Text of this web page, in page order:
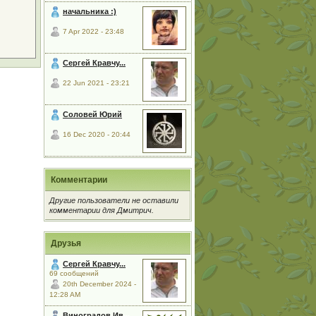
начальника :)
7 Apr 2022 - 23:48
Сергей Кравчу...
22 Jun 2021 - 23:21
Соловей Юрий
16 Dec 2020 - 20:44
Комментарии
Другие пользователи не оставили
комментарии для Дмитрич.
Друзья
Сергей Кравчу...
69 сообщений
20th December 2024 -
12:28 AM